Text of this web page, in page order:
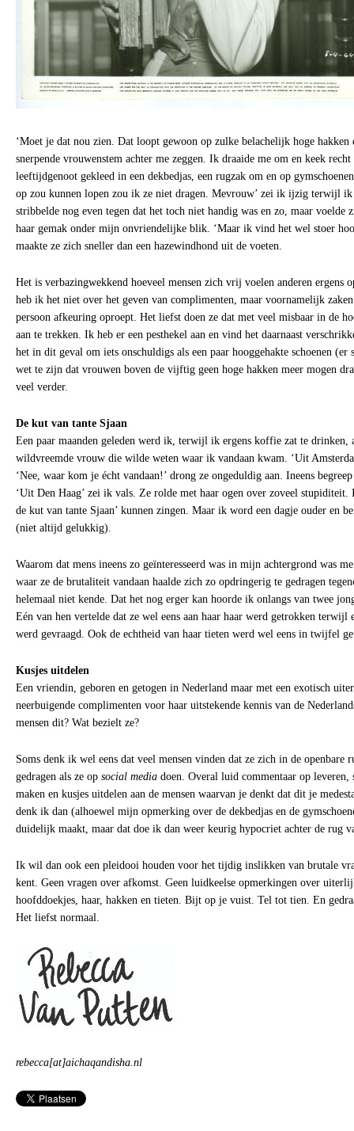
‘Moet je dat nou zien. Dat loopt gewoon op zulke belachelijk hoge hakken
snerpende vrouwenstem achter me zeggen. Ik draaide me om en keek
leeftijdgenoot gekleed in een dekbedjas, een rugzak om en op
op zou kunnen lopen zou ik ze niet dragen. Mevrouw’ zei ik ijzig terwijl ik
stribbelde nog even tegen dat het toch niet handig was en zo, maar
haar gemak onder mijn onvriendelijke blik. ‘Maar ik vind het wel stoer
maakte ze zich sneller dan een hazewindhond uit de voeten.
Het is verbazingwekkend hoeveel mensen zich vrij voelen anderen ergens
heb ik het niet over het geven van complimenten, maar voornamelijk
persoon afkeuring oproept. Het liefst doen ze dat met veel misbaar in de
aan te trekken. Ik heb er een pesthekel aan en vind het daarnaast
het in dit geval om iets onschuldigs als een paar hooggehakte schoenen (er
wet te zijn dat vrouwen boven de vijftig geen hoge hakken meer mogen
veel verder.
De kut van tante Sjaan
Een paar maanden geleden werd ik, terwijl ik ergens koffie zat te drinken,
wildvreemde vrouw die wilde weten waar ik vandaan kwam. ‘Uit
‘Nee, waar kom je écht vandaan!’ drong ze ongeduldig aan. Ineens
‘Uit Den Haag’ zei ik vals. Ze rolde met haar ogen over zoveel
de kut van tante Sjaan’ kunnen zingen. Maar ik word een dagje ouder en
(niet altijd gelukkig).
Waarom dat mens ineens zo geïnteresseerd was in mijn achtergrond was
waar ze de brutaliteit vandaan haalde zich zo opdringerig te gedragen
helemaal niet kende. Dat het nog erger kan hoorde ik onlangs van twee
Eén van hen vertelde dat ze wel eens aan haar haar werd getrokken terwijl
werd gevraagd. Ook de echtheid van haar tieten werd wel eens in twijfel
Kusjes uitdelen
Een vriendin, geboren en getogen in Nederland maar met een exotisch
neerbuigende complimenten voor haar uitstekende kennis van de
mensen dit? Wat bezielt ze?
Soms denk ik wel eens dat veel mensen vinden dat ze zich in de openbare
gedragen als ze op social media doen. Overal luid commentaar op leveren,
maken en kusjes uitdelen aan de mensen waarvan je denkt dat dit je
denk ik dan (alhoewel mijn opmerking over de dekbedjas en de
duidelijk maakt, maar dat doe ik dan weer keurig hypocriet achter de rug
Ik wil dan ook een pleidooi houden voor het tijdig inslikken van brutale
kent. Geen vragen over afkomst. Geen luidkeelse opmerkingen over
hoofddoekjes, haar, hakken en tieten. Bijt op je vuist. Tel tot tien. En
Het liefst normaal.
rebecca[at]aichaqandisha.nl